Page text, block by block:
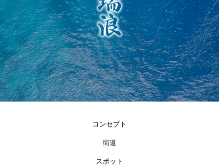
コンセプト
街道
スポット